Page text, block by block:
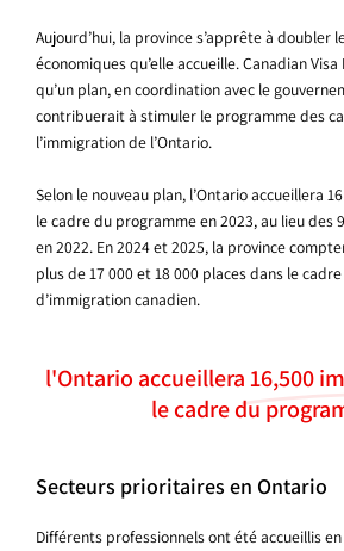
Aujourd’hui, la province s’apprête à doubler
économiques qu’elle accueille. Canadian
qu’un plan, en coordination avec le
contribuerait à stimuler le programme des
l’immigration de l’Ontario.
Selon le nouveau plan, l’Ontario accueillera
le cadre du programme en 2023, au lieu des
en 2022. En 2024 et 2025, la province
plus de 17 000 et 18 000 places dans le
d’immigration canadien.
l'Ontario accueillera16,500
le cadre du
Secteurs prioritaires en Ontario
Différents professionnels ont été accueillis